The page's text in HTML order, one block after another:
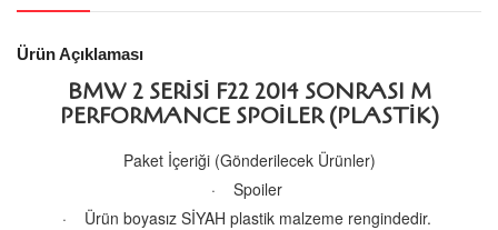
Ürün Açıklaması
BMW 2 SERISI F22 2014 SONRASI M
PERFORMANCE SPOILER (PLASTIK)
Paket İçeriği (Gönderilecek Ürünler)
· Spoiler
· Ürün boyasız SİYAH plastik malzeme rengindedir.